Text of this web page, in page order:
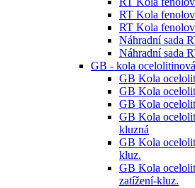
RT Kola
RT Kola
Náhradní sada
Náhradní sada
GB - kola ocelolitinová
GB Kola
GB Kola
GB Kola
GB Kola
kluzná
GB Kola
kluz.
GB Kola
zatížení-kluz.